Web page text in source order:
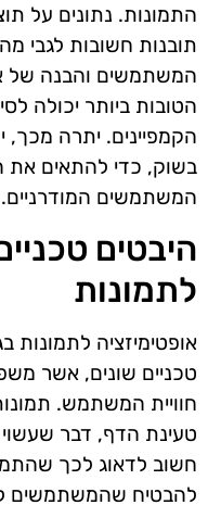
התמונות. נתונים על
תובנות חשובות לגבי
המשתמשים והבנה של
הטובות ביותר יכולה
הקמפיינים. יתרה מכך,
בשוק, כדי להתאים את
המשתמשים המודרניים.
היבטים
לתמונות
אופטימיזציה לתמונות
טכניים שונים, אשר
חוויית המשתמש.
טעינת הדף, דבר שעשוי
חשוב לדאוג לכך
להבטיח שהמשתמשים לא